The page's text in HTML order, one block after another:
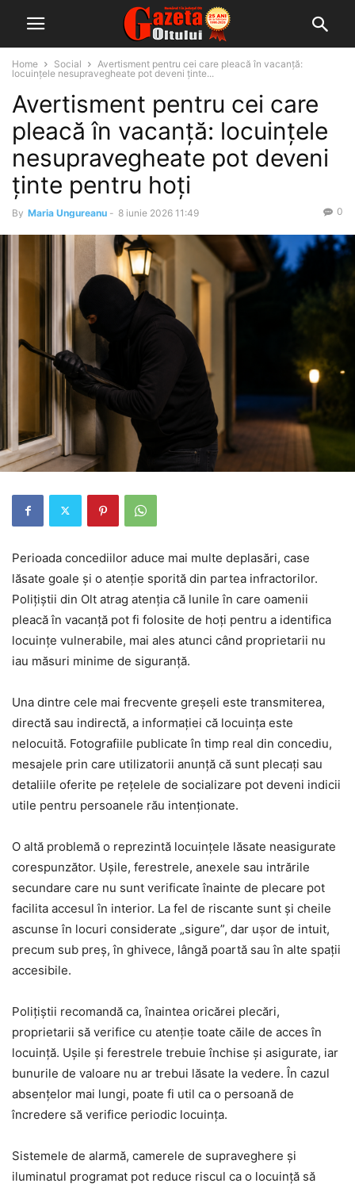
Home Social
Avertisment pentru cei care pleacă în vacanță:
locuințele nesupravegheate pot deveni ținte...
Avertisment pentru cei care
pleacă în vacanță: locuințele
nesupravegheate pot deveni
ținte pentru hoți
By Maria Ungureanu - 8 iunie 2026 11:49 0
Perioada concediilor aduce mai multe deplasări, case
lăsate goale și o atenție sporită din partea infractorilor.
Polițiștii din Olt atrag atenția că lunile în care oamenii
pleacă în vacanță pot fi folosite de hoți pentru a identifica
locuințe vulnerabile, mai ales atunci când proprietarii nu
iau măsuri minime de siguranță.
Una dintre cele mai frecvente greșeli este transmiterea,
directă sau indirectă, a informației că locuința este
nelocuită. Fotografiile publicate în timp real din concediu,
mesajele prin care utilizatorii anunță că sunt plecați sau
detaliile oferite pe rețelele de socializare pot deveni indicii
utile pentru persoanele rău intenționate.
O altă problemă o reprezintă locuințele lăsate neasigurate
corespunzător. Ușile, ferestrele, anexele sau intrările
secundare care nu sunt verificate înainte de plecare pot
facilita accesul în interior. La fel de riscante sunt și cheile
ascunse în locuri considerate „sigure”, dar ușor de intuit,
precum sub preș, în ghivece, lângă poartă sau în alte spații
accesibile.
Polițiștii recomandă ca, înaintea oricărei plecări,
proprietarii să verifice cu atenție toate căile de acces în
locuință. Ușile și ferestrele trebuie închise și asigurate, iar
bunurile de valoare nu ar trebui lăsate la vedere. În cazul
absențelor mai lungi, poate fi util ca o persoană de
încredere să verifice periodic locuința.
Sistemele de alarmă, camerele de supraveghere și
iluminatul programat pot reduce riscul ca o locuință să